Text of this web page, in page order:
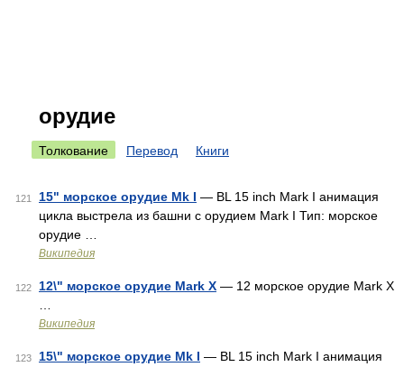
орудие
Толкование Перевод Книги
121 15" морское орудие Mk I — BL 15 inch Mark I анимация
цикла выстрела из башни с орудием Mark I Тип: морское
орудие …
Википедия
122 12\" морское орудие Mark X — 12 морское орудие Mark X
Википедия
123 15\" морское орудие Mk I — BL 15 inch Mark I анимация